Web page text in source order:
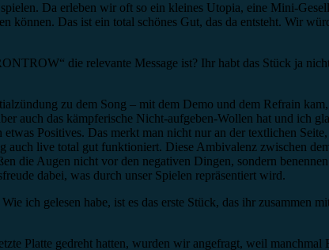
Da erleben wir oft so ein kleines Utopia, eine Mini-
Das ist ein total schönes Gut, das da entsteht. Wir
die relevante Message ist? Ihr habt das Stück ja
zu dem Song – mit dem Demo und dem Refrain
auch das kämpferische Nicht-aufgeben-Wollen hat und ich
Positives. Das merkt man nicht nur an der textlichen
auch live total gut funktioniert. Diese Ambivalenz zwischen
die Augen nicht vor den negativen Dingen, sondern
dabei, was durch unser Spielen repräsentiert wird.
ich gelesen habe, ist es das erste Stück, das ihr zusammen
Platte gedreht hatten, wurden wir angefragt, weil